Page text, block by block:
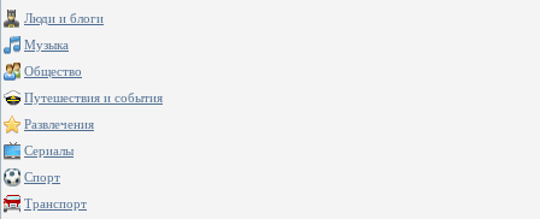
Люди и блоги
Музыка
Общество
Путешествия и события
Развлечения
Сериалы
Спорт
Транспорт